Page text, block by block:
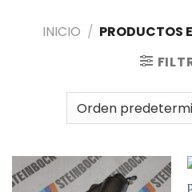
INICIO / PRODUCTOS